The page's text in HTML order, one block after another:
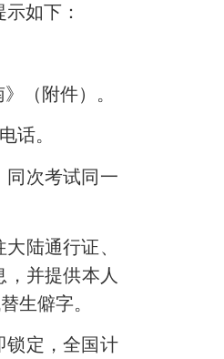
如下：
（附件）。
话。
同次考试同一
陆通行证、
并提供本人
生僻字。
锁定，全国计